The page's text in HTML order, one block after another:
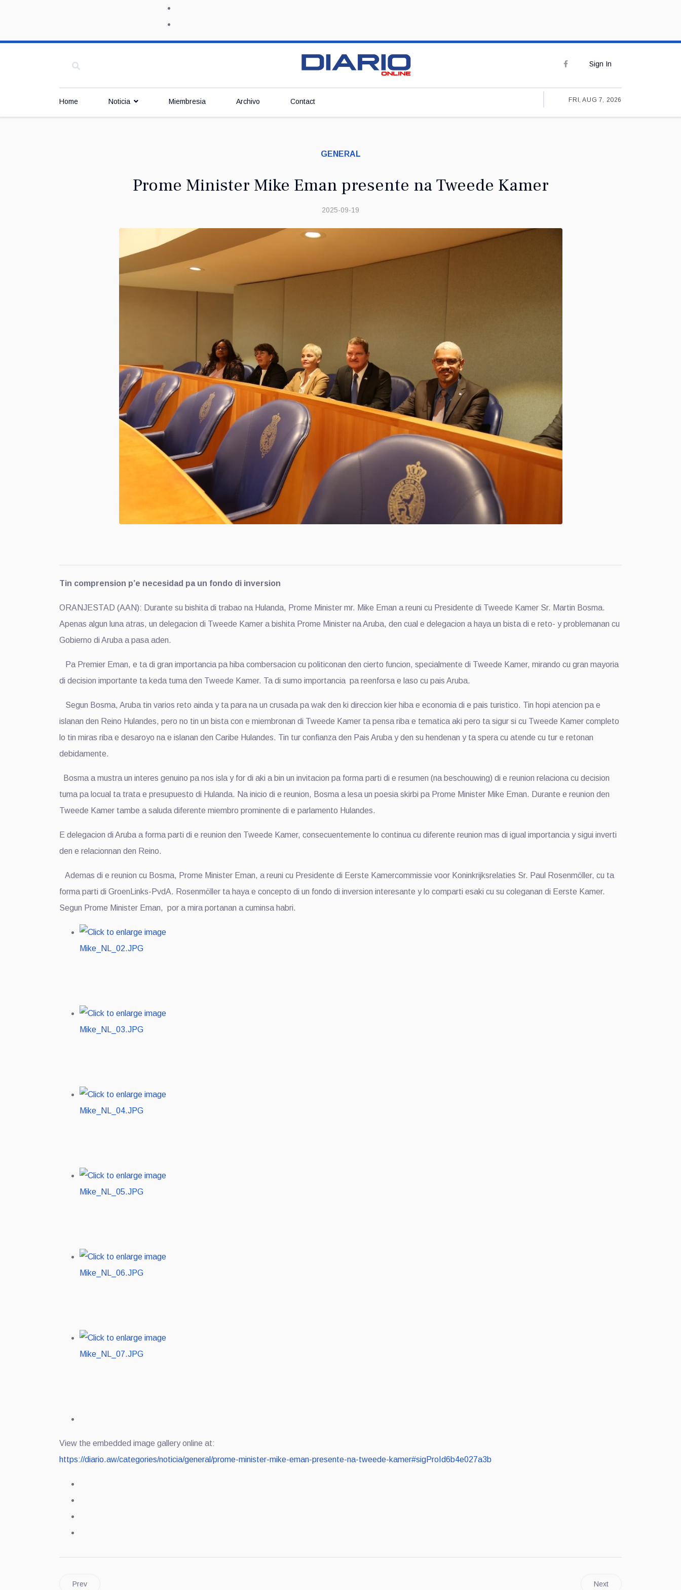
Sign In
Home Noticia Miembresia Archivo Contact FRI, AUG 7, 2026
GENERAL
Prome Minister Mike Eman presente na Tweede Kamer
2025-09-19
Tin comprension p’e necesidad pa un fondo di inversion
ORANJESTAD (AAN): Durante su bishita di trabao na Hulanda, Prome Minister mr. Mike Eman a reuni cu Presidente di Tweede Kamer Sr. Martin Bosma.
Apenas algun luna atras, un delegacion di Tweede Kamer a bishita Prome Minister na Aruba, den cual e delegacion a haya un bista di e reto- y problemanan cu
Gobierno di Aruba a pasa aden.
Pa Premier Eman, e ta di gran importancia pa hiba combersacion cu politiconan den cierto funcion, specialmente di Tweede Kamer, mirando cu gran mayoria
di decision importante ta keda tuma den Tweede Kamer. Ta di sumo importancia pa reenforsa e laso cu pais Aruba.
Segun Bosma, Aruba tin varios reto ainda y ta para na un crusada pa wak den ki direccion kier hiba e economia di e pais turistico. Tin hopi atencion pa e
islanan den Reino Hulandes, pero no tin un bista con e miembronan di Tweede Kamer ta pensa riba e tematica aki pero ta sigur si cu Tweede Kamer completo
lo tin miras riba e desaroyo na e islanan den Caribe Hulandes. Tin tur confianza den Pais Aruba y den su hendenan y ta spera cu atende cu tur e retonan
debidamente.
Bosma a mustra un interes genuino pa nos isla y for di aki a bin un invitacion pa forma parti di e resumen (na beschouwing) di e reunion relaciona cu decision
tuma pa locual ta trata e presupuesto di Hulanda. Na inicio di e reunion, Bosma a lesa un poesia skirbi pa Prome Minister Mike Eman. Durante e reunion den
Tweede Kamer tambe a saluda diferente miembro prominente di e parlamento Hulandes.
E delegacion di Aruba a forma parti di e reunion den Tweede Kamer, consecuentemente lo continua cu diferente reunion mas di igual importancia y sigui inverti
den e relacionnan den Reino.
Ademas di e reunion cu Bosma, Prome Minister Eman, a reuni cu Presidente di Eerste Kamercommissie voor Koninkrijksrelaties Sr. Paul Rosenmöller, cu ta
forma parti di GroenLinks-PvdA. Rosenmöller ta haya e concepto di un fondo di inversion interesante y lo comparti esaki cu su coleganan di Eerste Kamer.
Segun Prome Minister Eman, por a mira portanan a cuminsa habri.
View the embedded image gallery online at:
https://diario.aw/categories/noticia/general/prome-minister-mike-eman-presente-na-tweede-kamer#sigProId6b4e027a3b
Prev Next